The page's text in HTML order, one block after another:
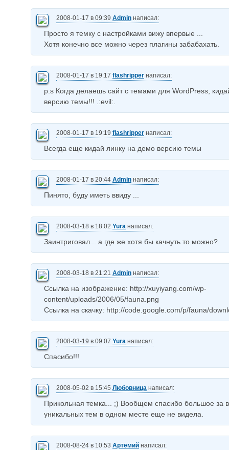
2008-01-17 в 09:39 Admin написал:
Просто я темку с настройками вижу впервые ...
Хотя конечно все можно через плагины забабахать.
2008-01-17 в 19:17 flashripper написал:
p.s Когда делаешь сайт с темами для WordPress,
версию темы!!! .:evil:.
2008-01-17 в 19:19 flashripper написал:
Всегда еще кидай линку на демо версию темы
2008-01-17 в 20:44 Admin написал:
Пинято, буду иметь ввиду ...
2008-03-18 в 18:02 Yura написал:
Заинтриговал... а где же хотя бы качнуть то можно?
2008-03-18 в 21:21 Admin написал:
Ссылка на изображение: http://xuyiyang.com/wp-
content/uploads/2006/05/fauna.png
Ссылка на скачку: http://code.google.com/p/fauna/
2008-03-19 в 09:07 Yura написал:
Спасибо!!!
2008-05-02 в 15:45 Любовница написал:
Прикольная темка... ;) Вообщем спасибо большое за
уникальных тем в одном месте еще не видела.
2008-08-24 в 10:53 Артемий написал: